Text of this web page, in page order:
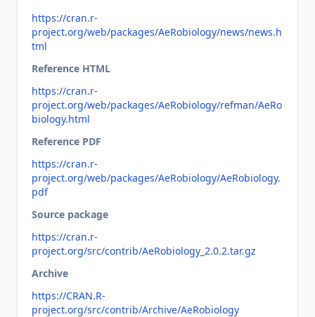
https://cran.r-
project.org/web/packages/AeRobiology/news/news.h
tml
Reference HTML
https://cran.r-
project.org/web/packages/AeRobiology/refman/AeRo
biology.html
Reference PDF
https://cran.r-
project.org/web/packages/AeRobiology/AeRobiology.
pdf
Source package
https://cran.r-
project.org/src/contrib/AeRobiology_2.0.2.tar.gz
Archive
https://CRAN.R-
project.org/src/contrib/Archive/AeRobiology